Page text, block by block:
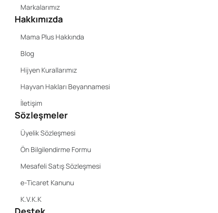
Markalarımız
Hakkımızda
Mama Plus Hakkında
Blog
Hijyen Kurallarımız
Hayvan Hakları Beyannamesi
İletişim
Sözleşmeler
Üyelik Sözleşmesi
Ön Bilgilendirme Formu
Mesafeli Satış Sözleşmesi
e-Ticaret Kanunu
K.V.K.K